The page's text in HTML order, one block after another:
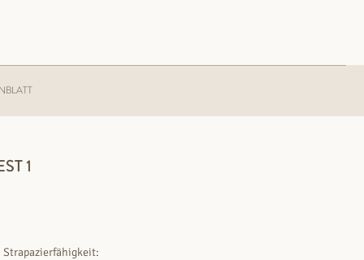
1
Strapazierfähigkeit: